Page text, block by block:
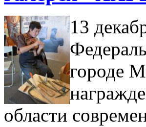
13
городе
области